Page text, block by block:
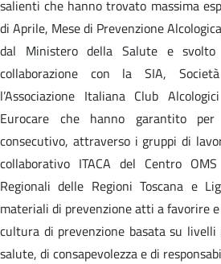
salienti che hanno trovato massima
di Aprile, Mese di Prevenzione
dal Ministero della Salute e
collaborazione con la SIA,
l’Associazione Italiana Club
Eurocare che hanno garantito
consecutivo, attraverso i gruppi di
collaborativo ITACA del Centro
Regionali delle Regioni Toscana e
materiali di prevenzione atti a favorire
cultura di prevenzione basata su
salute, di consapevolezza e di